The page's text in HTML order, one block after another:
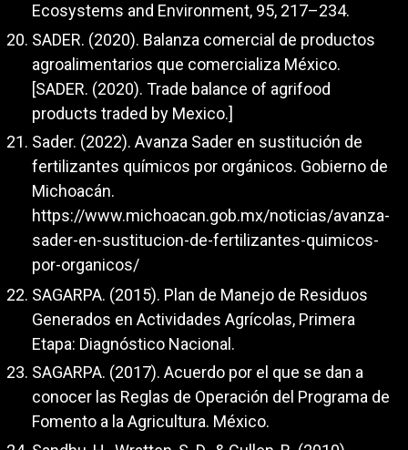
Ecosystems and Environment, 95, 217–234.
SADER. (2020). Balanza comercial de productos
agroalimentarios que comercializa México.
[SADER. (2020). Trade balance of agrifood
products traded by Mexico.]
Sader. (2022). Avanza Sader en sustitución de
fertilizantes químicos por orgánicos. Gobierno de
Michoacán.
https://www.michoacan.gob.mx/noticias/avanza-
sader-en-sustitucion-de-fertilizantes-quimicos-
por-organicos/
SAGARPA. (2015). Plan de Manejo de Residuos
Generados en Actividades Agrícolas, Primera
Etapa: Diagnóstico Nacional.
SAGARPA. (2017). Acuerdo por el que se dan a
conocer las Reglas de Operación del Programa de
Fomento a la Agricultura. México.